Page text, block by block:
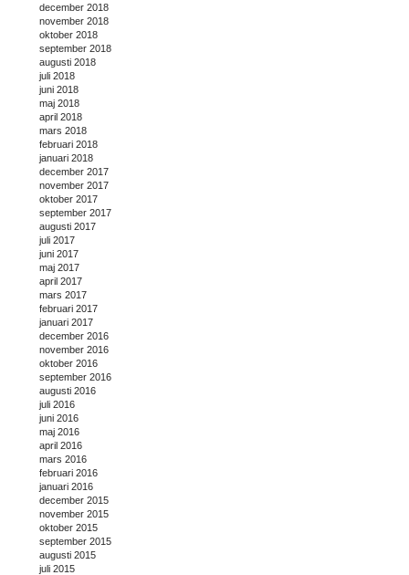
december 2018
november 2018
oktober 2018
september 2018
augusti 2018
juli 2018
juni 2018
maj 2018
april 2018
mars 2018
februari 2018
januari 2018
december 2017
november 2017
oktober 2017
september 2017
augusti 2017
juli 2017
juni 2017
maj 2017
april 2017
mars 2017
februari 2017
januari 2017
december 2016
november 2016
oktober 2016
september 2016
augusti 2016
juli 2016
juni 2016
maj 2016
april 2016
mars 2016
februari 2016
januari 2016
december 2015
november 2015
oktober 2015
september 2015
augusti 2015
juli 2015